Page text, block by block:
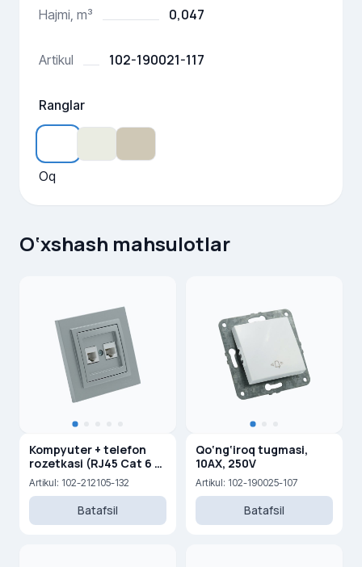
Hajmi, m³ 0,047
Artikul 102-190021-117
Ranglar
Oq
O‘xshash mahsulotlar
Kompyuter + telefon
rozetkasi (RJ45 Cat 6 +
RJ45 Cat 3)
Artikul: 102-212105-132
Batafsil
Qo‘ng‘iroq tugmasi,
10AX, 250V
Artikul: 102-190025-107
Batafsil